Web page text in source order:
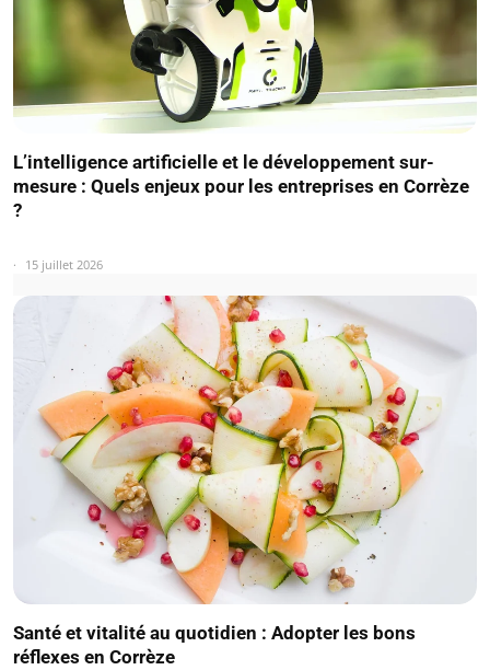
L’intelligence artificielle et le développement sur-
mesure : Quels enjeux pour les entreprises en Corrèze
?
15 juillet 2026
Santé et vitalité au quotidien : Adopter les bons
réflexes en Corrèze